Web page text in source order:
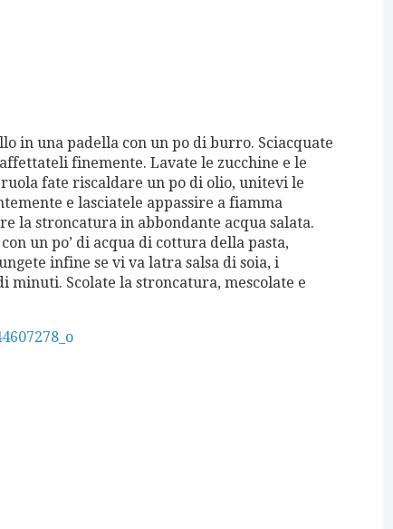
in una padella con un po di burro. Sciacquate
finemente. Lavate le zucchine e le
fate riscaldare un po di olio, unitevi le
e lasciatele appassire a fiamma
la stroncatura in abbondante acqua salata.
un po’ di acqua di cottura della pasta,
infine se vi va latra salsa di soia, i
minuti. Scolate la stroncatura, mescolate e